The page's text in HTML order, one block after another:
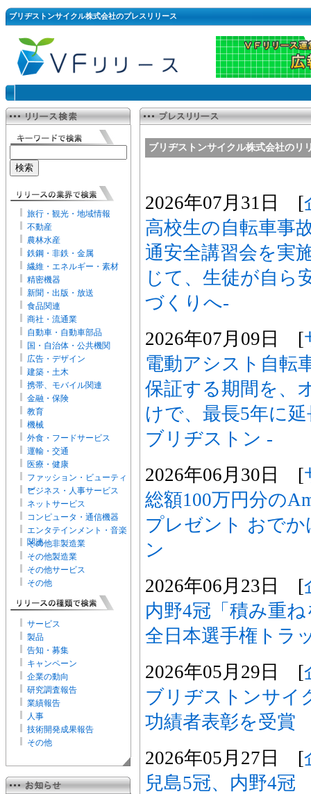
ブリヂストンサイクル株式会社のプレスリリース
旅行・観光・地域情報
不動産
農林水産
鉄鋼・非鉄・金属
繊維・エネルギー・素材
精密機器
新聞・出版・放送
食品関連
商社・流通業
自動車・自動車部品
国・自治体・公共機関
広告・デザイン
建築・土木
携帯、モバイル関連
金融・保険
教育
機械
外食・フードサービス
運輸・交通
医療・健康
ファッション・ビューティ
ー
ビジネス・人事サービス
ネットサービス
コンピュータ・通信機器
エンタテインメント・音楽
関連
その他非製造業
その他製造業
その他サービス
その他
サービス
製品
告知・募集
キャンペーン
企業の動向
研究調査報告
業績報告
人事
技術開発成果報告
その他
ブリヂストンサイクル株式会社のリ
2026年07月31日 [
高校生の自転車事
通安全講習会を実
じて、生徒が自ら
づくりへ-
2026年07月09日 [
電動アシスト自転
保証する期間を、
けで、最長5年に
ブリヂストン -
2026年06月30日 [
総額100万円分の
プレゼント おで
ン
2026年06月23日 [
内野4冠「積み重
全日本選手権トラ
2026年05月29日 [
ブリヂストンサイ
功績者表彰を受賞
2026年05月27日 [
兒島5冠、内野4